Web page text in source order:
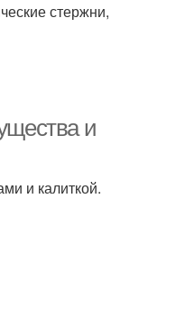
стержни,
и
и калиткой.